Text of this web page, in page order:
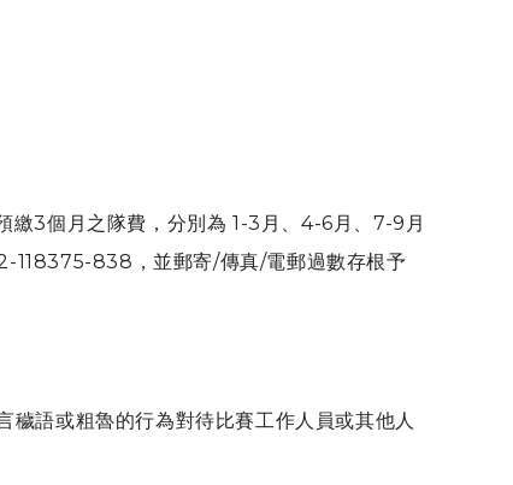
繳3個月之隊費，分別為 1-3月、4-6月、7-9月
118375-838，並郵寄/傳真/電郵過數存根予
語或粗魯的行為對待比賽工作人員或其他人